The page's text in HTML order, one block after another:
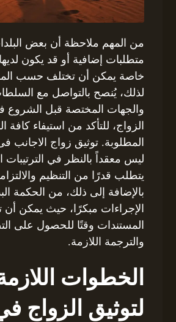
من المهم ملاحظة أن بعض
متطلبات إضافية أو قد يكون
خاصة يمكن أن تختلف حسب
لذلك، يُنصح بالتواصل مع
والجهات المختصة قبل الشروع
الزواج، للتأكد من استيفاء كافة
المطلوبة. توثيق زواج الاجانب
ليس معقداً بالنظر في الترتيبات
يتطلب قدرًا من التنظيم
بالإضافة إلى ذلك، من الحكمة
الإجراءات مبكرًا، حيث يمكن
المستندات وقتًا للحصول على
والترجمة اللازمة.
الخطوات
لتوثيق الزواج